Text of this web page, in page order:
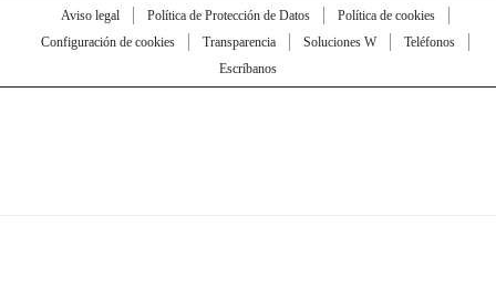
Aviso legal Política de Protección de Datos
Política de cookies
Configuración de cookies
Transparencia Soluciones W
Teléfonos
Escríbanos